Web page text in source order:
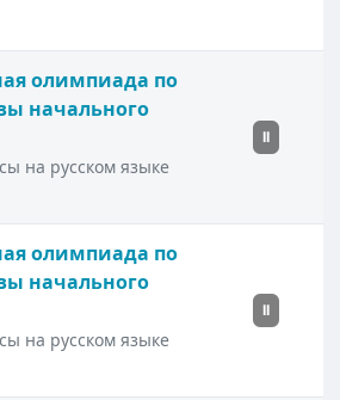
олимпиада по
начального
на русском языке
II
олимпиада по
начального
на русском языке
II